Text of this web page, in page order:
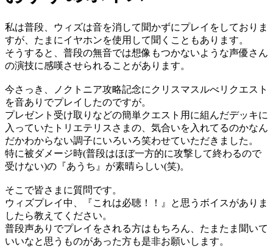
私は普段、ウィズは音を消して聞かずにプレイをしておりま
すが、たまにイヤホンを使用して聞くこともあります。
そうすると、普段の無音では想像もつかないような声優さん
の演技に感嘆させられることがあります。
今さっき、ノクトニア攻略記念にクリスマスルべリクエスト
を音ありでプレイしたのですが。
プレゼント受け取りなどの簡単クエスト用に組んだデッキに
入っていたトリエテリスさまの、気合いを入れてるのかなん
だかわからない調子にいろいろ笑わせていただきました。
特に被ダメージ時(普段はほぼ一方的に攻撃して終わるので
受けない)の『あうち』が素晴らしい(笑)。
そこで皆さまに質問です。
ウィズプレイ中、『これは必聴！！』と思うボイスがありま
したら教えてください。
普段声ありでプレイをされる方はもちろん、たまたま聞いて
いいなと思うものがあった方も是非お願いします。